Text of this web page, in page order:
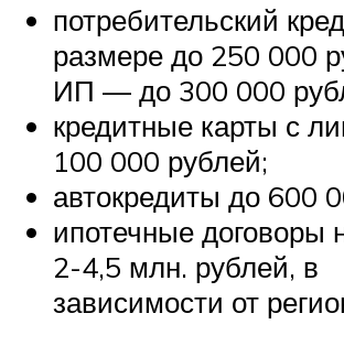
потребительский
размере до 250 000
ИП — до 300 000
кредитные карты с
100 000 рублей;
автокредиты до 600
ипотечные договоры
2-4,5 млн. рублей, в
зависимости от